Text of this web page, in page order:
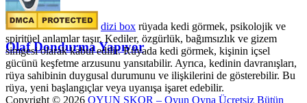
Olaf Dondurma Yapıyor
dizi box rüyada kedi görmek​, psikolojik ve
spiritüel anlamlar taşır. Kediler, özgürlük, bağımsızlık ve gizem
simgesi olarak kabul edilir. Rüyada kedi görmek, kişinin içsel
gücünü keşfetme arzusunu yansıtabilir. Ayrıca, kedinin davranışları,
rüya sahibinin duygusal durumunu ve ilişkilerini de gösterebilir. Bu
rüya, yeni başlangıçlar veya uyanışa işaret edebilir.
Copyright © 2026 OYUN SKOR – Oyun Oyna Ücretsiz Bütün